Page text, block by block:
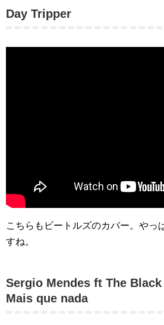
Day Tripper
こちらもビートルズのカバー。やっ
すね。
Sergio Mendes ft The Black
Mais que nada